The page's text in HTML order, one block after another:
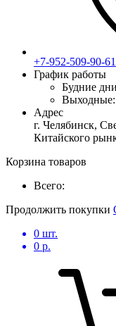
+7-952-509-90-61
График работы
Будние дни
Выходные:
Адрес
г. Челябинск,
Китайского
Корзина товаров
Всего:
Продолжить покупки
0 шт.
0 р.